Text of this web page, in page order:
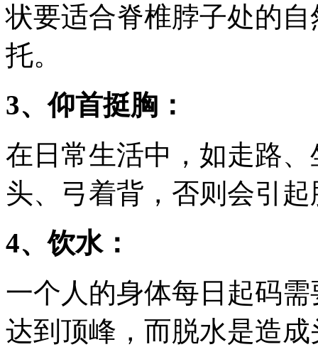
状要适合脊椎脖子处的
托。
3、仰首挺胸：
在日常生活中，如走路
头、弓着背，否则会引
4、饮水：
一个人的身体每日起码
达到顶峰，而脱水是造